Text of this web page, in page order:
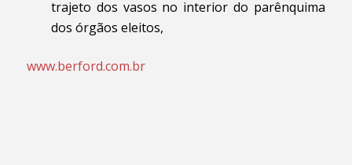
trajeto dos vasos no interior do parênquima
dos órgãos eleitos,
www.berford.com.br